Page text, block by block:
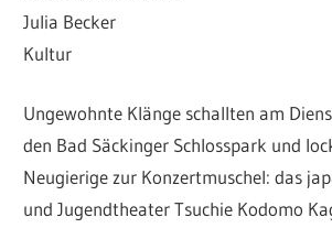
|
Julia Becker
Kultur
Ungewohnte Klänge schallten am
den Bad Säckinger Schlosspark und
Neugierige zur Konzertmuschel: das
und Jugendtheater Tsuchie Kodomo